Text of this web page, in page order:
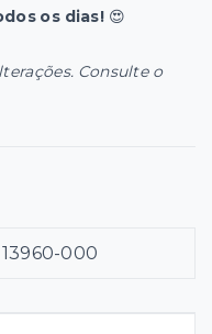
os dias! 😍
Consulte o
13960-000